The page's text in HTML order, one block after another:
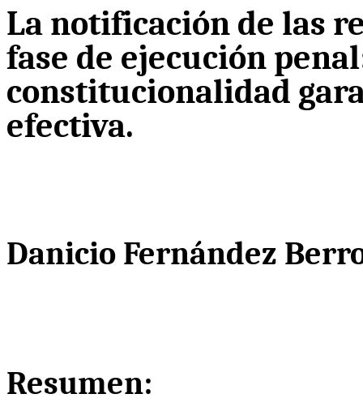
La notificación de las
fase de ejecución
constitucionalidad
efectiva.
Danicio Fernández
Resumen: